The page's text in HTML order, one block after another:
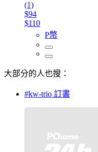
(1)
$94
$110
P幣
大部分的人也搜：
#kw-trio 訂書